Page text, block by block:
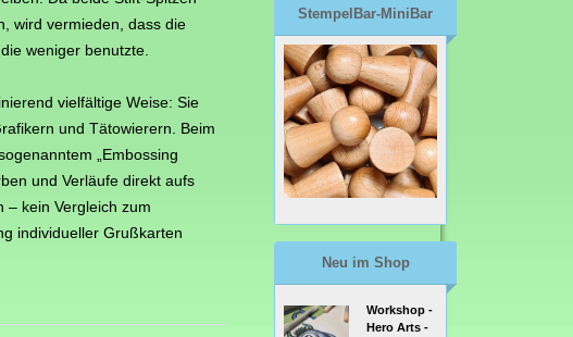
wird vermieden, dass die
weniger benutzte.
vielfältige Weise: Sie
und Tätowierern. Beim
„Embossing
und Verläufe direkt aufs
– kein Vergleich zum
individueller Grußkarten
StempelBar-MiniBar
Neu im Shop
Workshop -
Hero Arts -